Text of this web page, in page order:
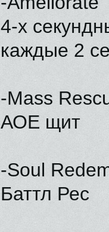
4-х
каждые 2
-Mass
АОЕ щит
-Soul
Баттл Рес